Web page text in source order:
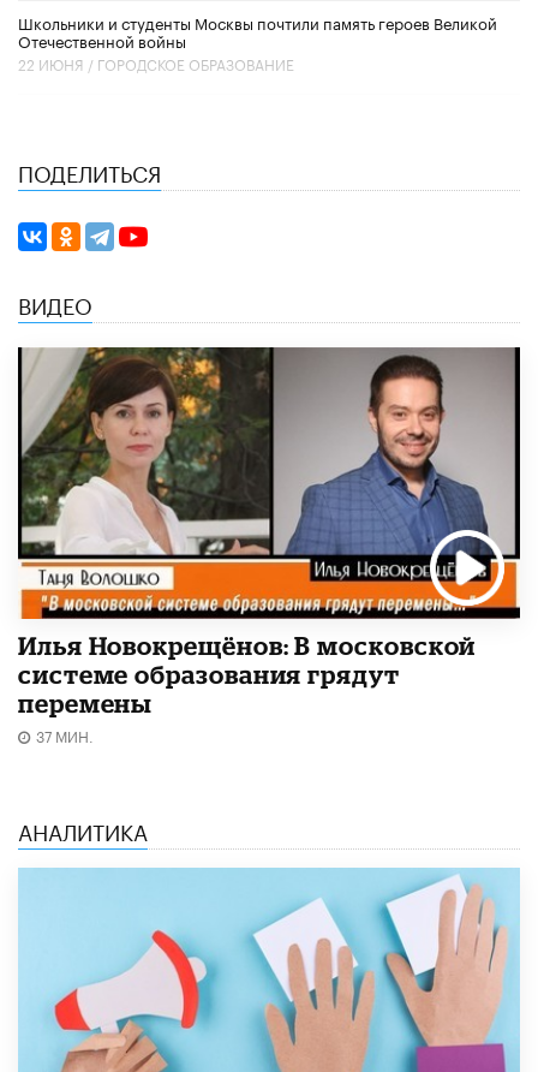
Школьники и студенты Москвы почтили память героев Великой
Отечественной войны
22 ИЮНЯ / ГОРОДСКОЕ ОБРАЗОВАНИЕ
ПОДЕЛИТЬСЯ
ВИДЕО
Илья Новокрещёнов: В московской
системе образования грядут
перемены
37 МИН.
АНАЛИТИКА